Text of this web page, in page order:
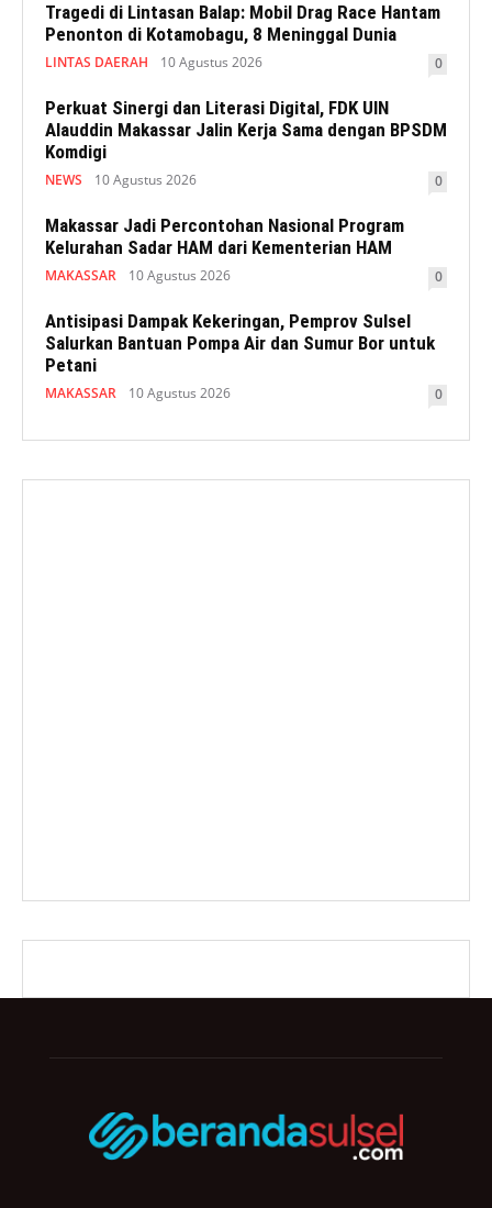
Tragedi di Lintasan Balap: Mobil Drag Race Hantam
Penonton di Kotamobagu, 8 Meninggal Dunia
LINTAS DAERAH 10 Agustus 2026 0
Perkuat Sinergi dan Literasi Digital, FDK UIN
Alauddin Makassar Jalin Kerja Sama dengan BPSDM
Komdigi
NEWS 10 Agustus 2026 0
Makassar Jadi Percontohan Nasional Program
Kelurahan Sadar HAM dari Kementerian HAM
MAKASSAR 10 Agustus 2026 0
Antisipasi Dampak Kekeringan, Pemprov Sulsel
Salurkan Bantuan Pompa Air dan Sumur Bor untuk
Petani
MAKASSAR 10 Agustus 2026 0